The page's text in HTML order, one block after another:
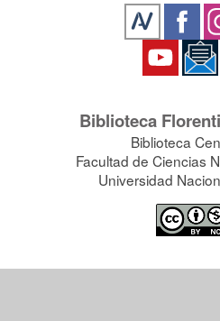
Biblioteca
Biblioteca
Facultad de Ciencias
Universidad